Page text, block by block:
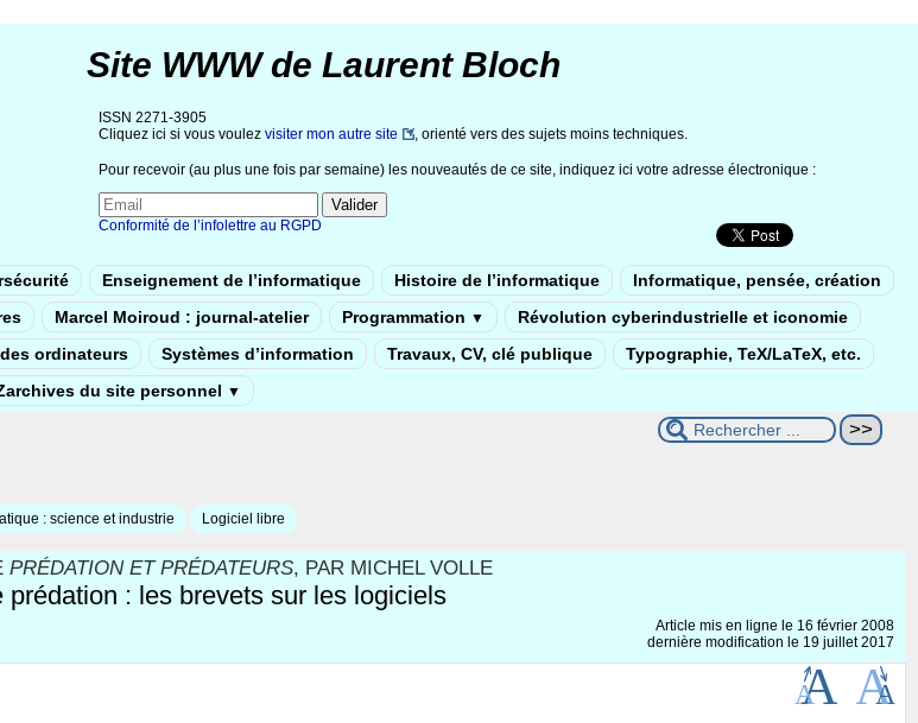
Site WWW de Laurent Bloch
ISSN 2271-3905
Cliquez ici si vous voulez visiter mon autre site , orienté vers des sujets moins techniques.
Pour recevoir (au plus une fois par semaine) les nouveautés de ce site, indiquez ici votre adresse électronique :
Conformité de l’infolettre au RGPD
Enseignement de l’informatique Histoire de l’informatique
Informatique, pensée, création
Marcel Moiroud : journal-atelier Programmation ▼
Révolution cyberindustrielle et iconomie
ordinateurs Systèmes d’information Travaux, CV, clé publique
Typographie, TeX/LaTeX, etc.
du site personnel ▼
: science et industrie Logiciel libre
PRÉDATION ET PRÉDATEURS, PAR MICHEL VOLLE
prédation : les brevets sur les logiciels
Article mis en ligne le 16 février 2008
dernière modification le 19 juillet 2017